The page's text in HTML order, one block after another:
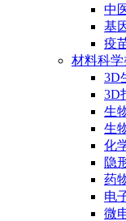
中
基
疫
材料科学
3D
3D
生
生
化
隐
药
电
微